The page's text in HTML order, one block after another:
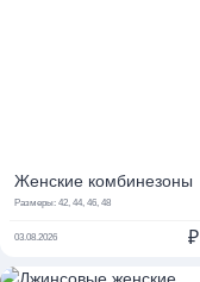
Женские комбинезоны
Размеры: 42, 44, 46, 48
03.08.2026 ₽